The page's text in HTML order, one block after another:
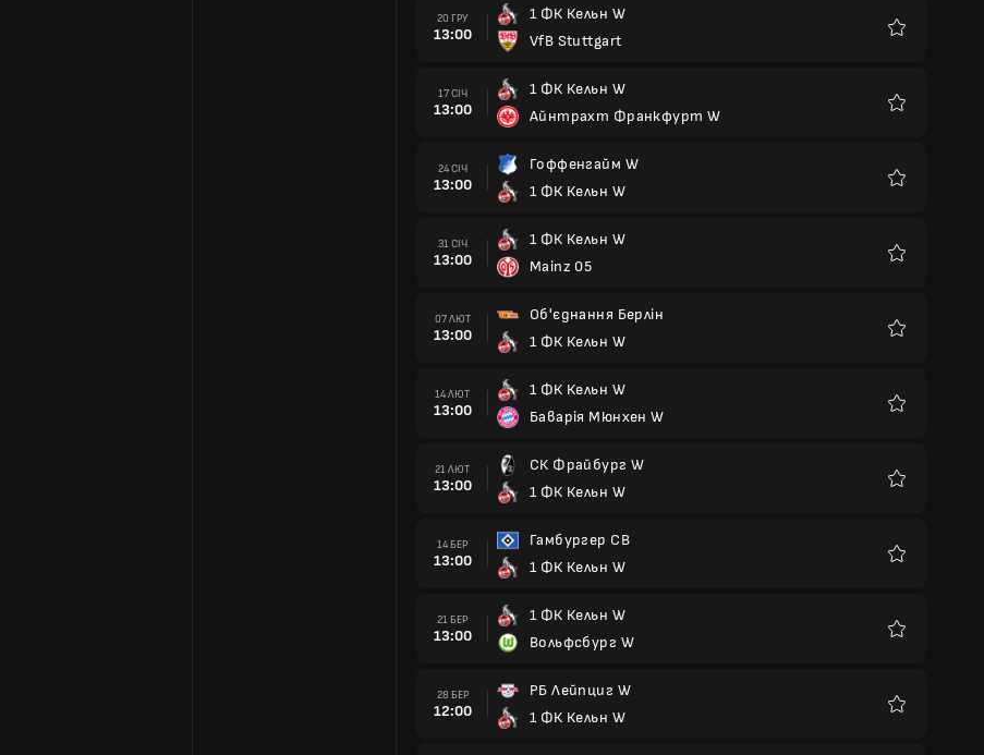
20 ГРУ
13:00
1 ФК Кельн W
VfB Stuttgart
17 СІЧ
13:00
1 ФК Кельн W
Айнтрахт Франкфурт W
24 СІЧ
13:00
Гоффенгайм W
1 ФК Кельн W
31 СІЧ
13:00
1 ФК Кельн W
Mainz 05
07 ЛЮТ
13:00
Об'єднання Берлін
1 ФК Кельн W
14 ЛЮТ
13:00
1 ФК Кельн W
Баварія Мюнхен W
21 ЛЮТ
13:00
СК Фрайбург W
1 ФК Кельн W
14 БЕР
13:00
Гамбургер СВ
1 ФК Кельн W
21 БЕР
13:00
1 ФК Кельн W
Вольфсбург W
28 БЕР
12:00
РБ Лейпциг W
1 ФК Кельн W